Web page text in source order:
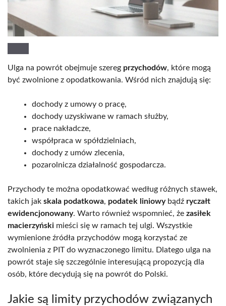
Ulga na powrót obejmuje szereg przychodów, które mogą
być zwolnione z opodatkowania. Wśród nich znajdują się:
dochody z umowy o pracę,
dochody uzyskiwane w ramach służby,
prace nakładcze,
współpraca w spółdzielniach,
dochody z umów zlecenia,
pozarolnicza działalność gospodarcza.
Przychody te można opodatkować według różnych stawek,
takich jak skala podatkowa, podatek liniowybądź ryczałt
ewidencjonowany. Warto również wspomnieć, że zasiłek
macierzyński mieści się w ramach tej ulgi. Wszystkie
wymienione źródła przychodów mogą korzystać ze
zwolnienia z PIT do wyznaczonego limitu. Dlatego ulga na
powrót staje się szczególnie interesującą propozycją dla
osób, które decydują się na powrót do Polski.
Jakie są limity przychodów związanych